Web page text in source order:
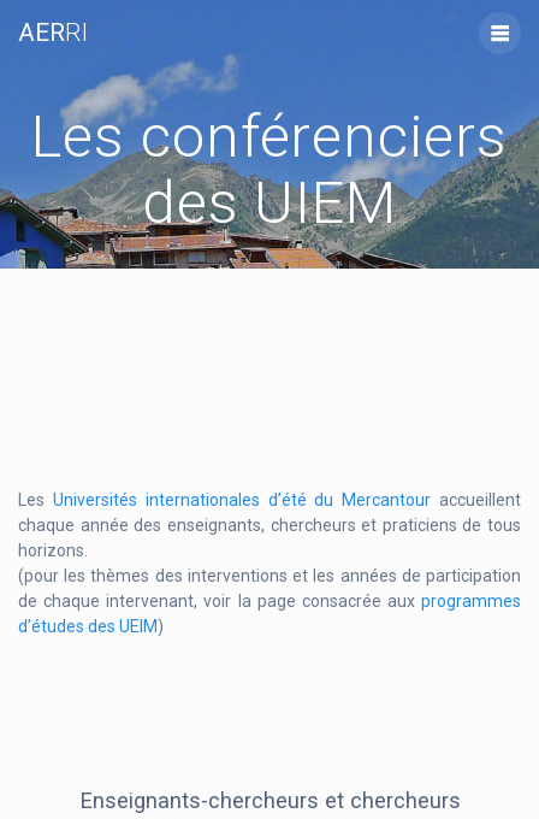
AERRI
Les conférenciers
des UIEM
Les Universités internationales d’été du Mercantour accueillent
chaque année des enseignants, chercheurs et praticiens de tous
horizons.
(pour les thèmes des interventions et les années de participation
de chaque intervenant, voir la page consacrée aux programmes
d’études des UEIM)
Enseignants-chercheurs et chercheurs